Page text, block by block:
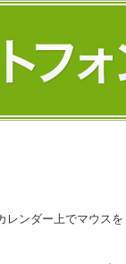
ンダー上でマウス